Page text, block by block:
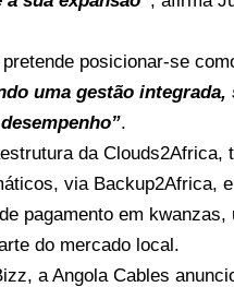
posicionar-se
uma gestão integrada,
.
da Clouds2Africa,
via Backup2Africa,
pagamento em kwanzas,
do mercado local.
a Angola Cables